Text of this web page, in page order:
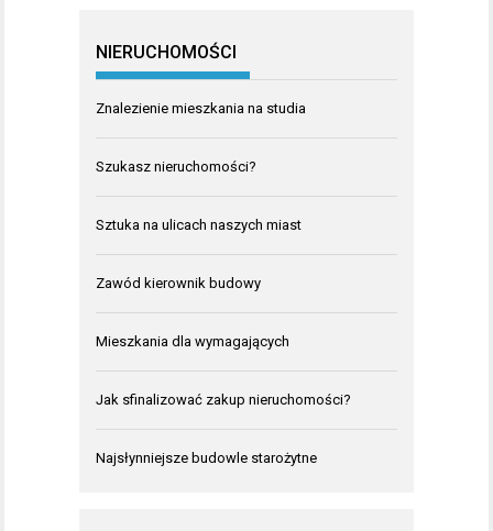
NIERUCHOMOŚCI
Znalezienie mieszkania na studia
Szukasz nieruchomości?
Sztuka na ulicach naszych miast
Zawód kierownik budowy
Mieszkania dla wymagających
Jak sfinalizować zakup nieruchomości?
Najsłynniejsze budowle starożytne